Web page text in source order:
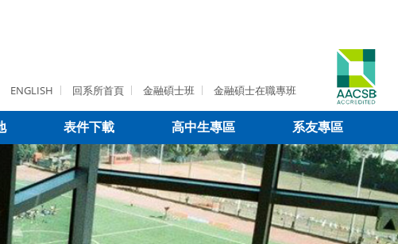
ENGLISH 回系所首頁 金融碩士班 金融碩士在職專班
表件下載 高中生專區 系友專區